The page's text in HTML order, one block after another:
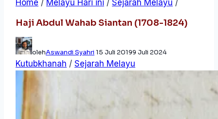
Home / Melayu Hari ini / Sejarah Melayu /
Haji Abdul Wahab Siantan (1708-1824)
olehAswandi Syahri 15 Juli 20199 Juli 2024
Kutubkhanah / Sejarah Melayu